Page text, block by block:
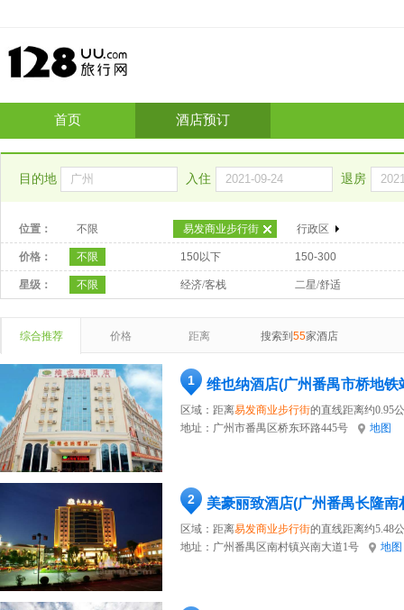
首页 酒店预订
目的地 入住 退房
位置： 不限 易发商业步行街 行政区
价格： 不限 150以下 150-300
星级： 不限 经济/客栈 二星/舒适
综合推荐 价格 距离 搜索到 55家酒店
1 维也纳酒店(广州番禺市桥地铁
区域：距离易发商业步行街的直线距离约0.95
地址： 广州市番禺区桥东环路445号 地图
2 美豪丽致酒店(广州番禺长隆南
区域：距离易发商业步行街的直线距离约5.48
地址： 广州番禺区南村镇兴南大道1号 地图